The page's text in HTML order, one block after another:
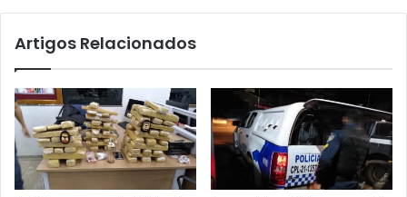
te
Artigos Relacionados